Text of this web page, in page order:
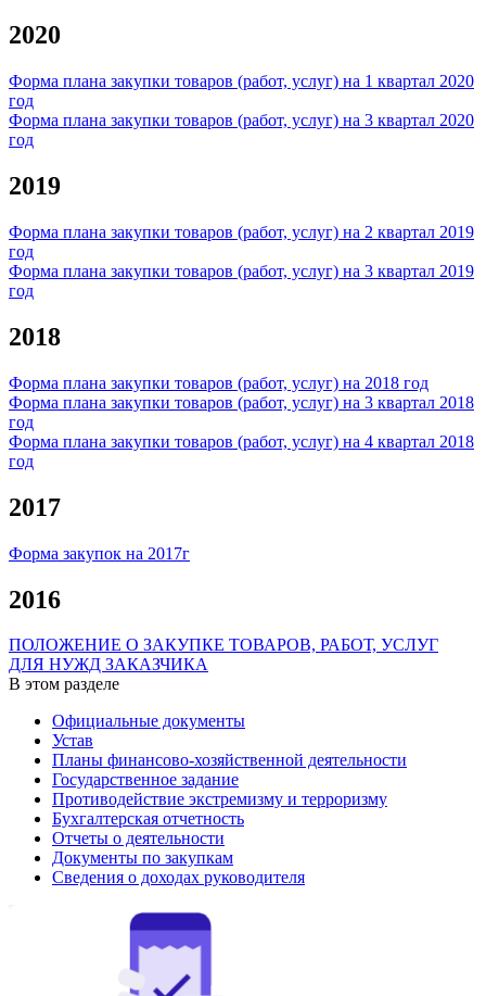
2020
Форма плана закупки товаров (работ, услуг) на 1 квартал 2020
год
Форма плана закупки товаров (работ, услуг) на 3 квартал 2020
год
2019
Форма плана закупки товаров (работ, услуг) на 2 квартал 2019
год
Форма плана закупки товаров (работ, услуг) на 3 квартал 2019
год
2018
Форма плана закупки товаров (работ, услуг) на 2018 год
Форма плана закупки товаров (работ, услуг) на 3 квартал 2018
год
Форма плана закупки товаров (работ, услуг) на 4 квартал 2018
год
2017
Форма закупок на 2017г
2016
ПОЛОЖЕНИЕ О ЗАКУПКЕ ТОВАРОВ, РАБОТ, УСЛУГ
ДЛЯ НУЖД ЗАКАЗЧИКА
В этом разделе
Официальные документы
Устав
Планы финансово-хозяйственной деятельности
Государственное задание
Противодействие экстремизму и терроризму
Бухгалтерская отчетность
Отчеты о деятельности
Документы по закупкам
Сведения о доходах руководителя